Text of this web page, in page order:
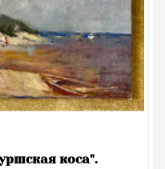
коса".